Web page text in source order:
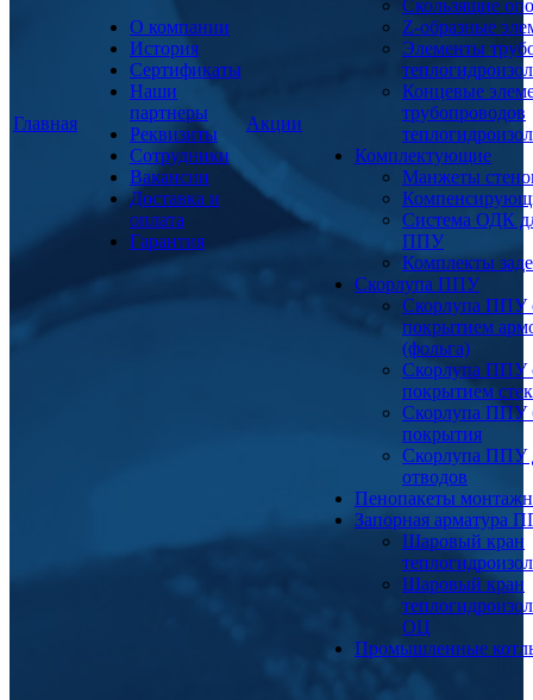
Главная
О компании
История
Сертификаты
Наши
партнеры
Реквизиты
Сотрудники
Вакансии
Доставка и
оплата
Гарантия
Акции
Скользящие
Z-образные
Элементы
Концевые
трубопроводов
Комплектующие
Манжеты
Система ОДК
ППУ
Комплекты
Скорлупа ППУ
Скорлупа ППУ
покрытием
(фольга)
Скорлупа ППУ
покрытием
Скорлупа ППУ
покрытия
Скорлупа ППУ
отводов
Пенопакеты
Запорная арматура
Шаровый кран
Шаровый кран
ОЦ
Промышленные